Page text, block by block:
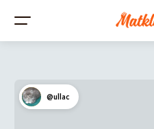
@ullac